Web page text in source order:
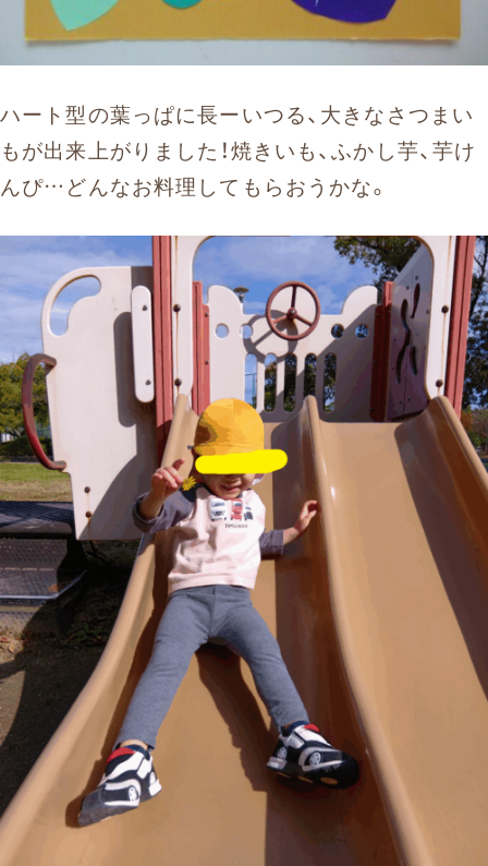
ハート型の葉っぱに長ーいつる、大きなさつまい
もが出来上がりました！焼きいも、ふかし芋、芋け
んぴ…どんなお料理してもらおうかな。